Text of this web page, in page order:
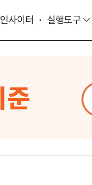
인사이터 실행도구